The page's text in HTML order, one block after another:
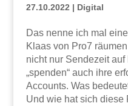
27.10.2022| Digital
Das nenne ich mal
Klaas von Pro7
nicht nur Sendezeit
„spenden“ auch ihre
Accounts. Was
Und wie hat sich diese